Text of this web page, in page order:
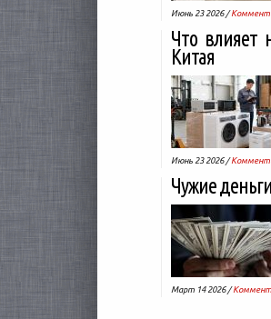
Июнь 23 2026 /
Что влияет
Китая
Июнь 23 2026 /
Чужие
Март 14 2026 /